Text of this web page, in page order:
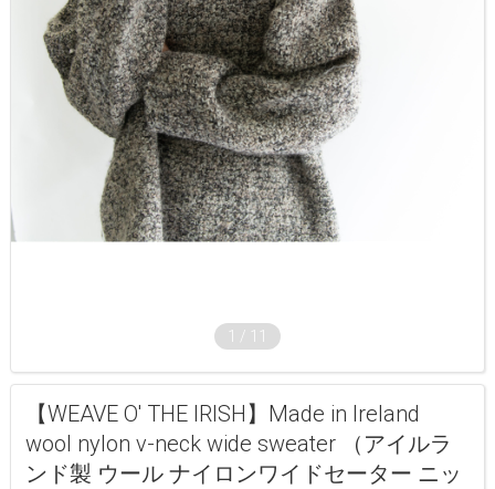
1 / 11
【WEAVE O' THE IRISH】Made in Ireland
wool nylon v-neck wide sweater （アイルラ
ンド製 ウール ナイロンワイドセーター ニッ